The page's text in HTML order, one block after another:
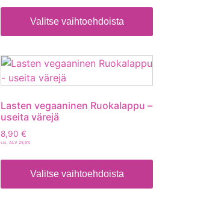
Valitse vaihtoehdoista
Lasten vegaaninen Ruokalappu –
useita värejä
8,90 €
sis. ALV 25,5%
Valitse vaihtoehdoista